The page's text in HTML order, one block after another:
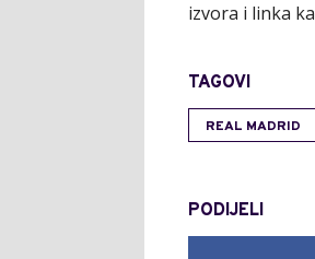
izvora i linka ka
TAGOVI
REAL MADRID
PODIJELI